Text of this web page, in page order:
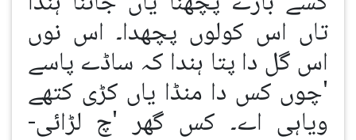
تاں اس کولوں پچھدا۔ اس نوں
اس گل دا پتا ہندا کہ ساڈے پاسے
'چوں کس دا منڈا یاں کڑی کتھے
ویاہی اے۔ کس گھر 'چ لڑائی-